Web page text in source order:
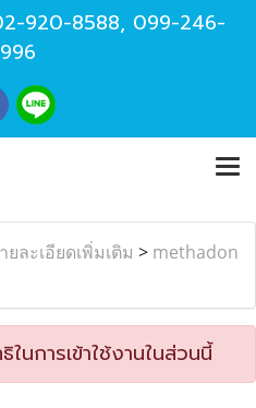
920-8588, 099-246-
ละเอียดเพิ่มเติม > methadon
นการเข้าใช้งานในส่วนนี้